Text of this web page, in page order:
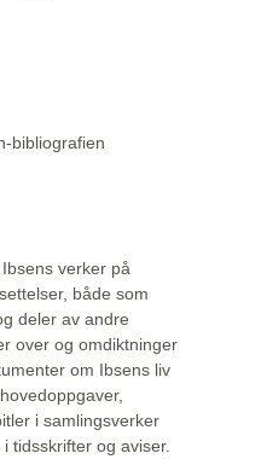
bibliografien
verker på
både som
deler av andre
over og omdiktninger
om Ibsens liv
i samlingsverker
tidsskrifter og aviser.